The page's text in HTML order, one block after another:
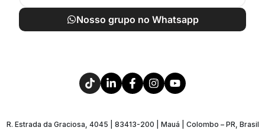
Nosso grupo no Whatsapp
R. Estrada da Graciosa, 4045 | 83413-200 | Mauá | Colombo – PR, Brasil